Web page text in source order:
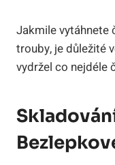
Jakmile vytáhnete
trouby, je důležité
vydržel co nejdéle